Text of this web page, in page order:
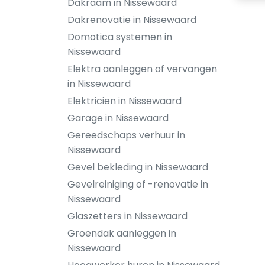
Dakrenovatie in Nissewaard
Domotica systemen in
Nissewaard
Elektra aanleggen of vervangen
in Nissewaard
Elektricien in Nissewaard
Garage in Nissewaard
Gereedschaps verhuur in
Nissewaard
Gevel bekleding in Nissewaard
Gevelreiniging of -renovatie in
Nissewaard
Glaszetters in Nissewaard
Groendak aanleggen in
Nissewaard